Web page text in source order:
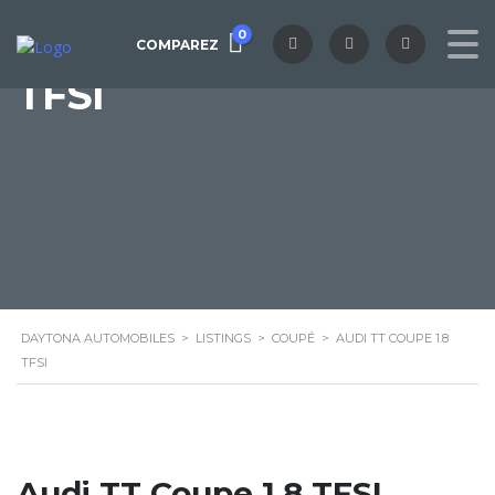
COMPAREZ
0
AUDI TT COUPE 1.8
TFSI
DAYTONA AUTOMOBILES > LISTINGS > COUPÉ > AUDI TT COUPE 1.8
TFSI